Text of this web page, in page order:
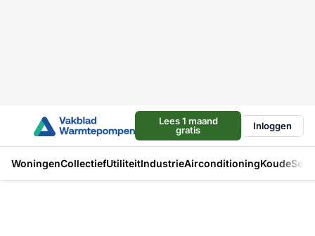
Lees 1 maand
gratis
Inloggen
WoningenCollectiefUtiliteitIndustrieAirconditioningKoude